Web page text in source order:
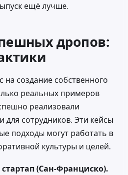
ещё лучше.
дропов:
на создание собственного
реальных примеров
реализовали
для сотрудников. Эти кейсы
подходы могут работать в
культуры и целей.
(Сан-Франциско).